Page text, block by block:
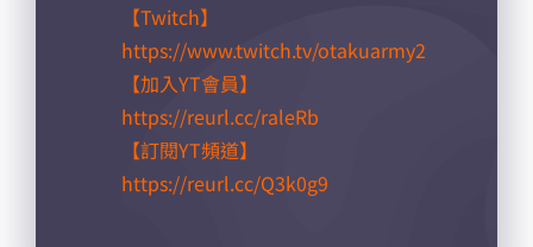
【Twitch】
https://www.twitch.tv/otakuarmy2
【加入YT會員】
https://reurl.cc/raleRb​
【訂閱YT頻道】
https://reurl.cc/Q3k0g9​